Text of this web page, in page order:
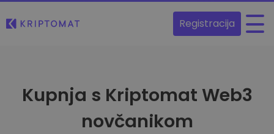
Registracija
Kupnja s Kriptomat Web3
novčanikom